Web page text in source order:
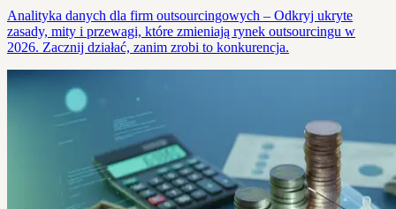
Analityka danych dla firm outsourcingowych – Odkryj ukryte
zasady, mity i przewagi, które zmieniają rynek outsourcingu w
2026. Zacznij działać, zanim zrobi to konkurencja.